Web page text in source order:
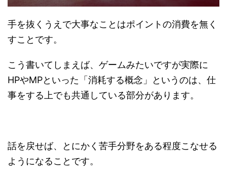
手を抜くうえで大事なことはポイントの消費を無く
すことです。
こう書いてしまえば、ゲームみたいですが実際に
HPやMPといった「消耗する概念」というのは、仕
事をする上でも共通している部分があります。
話を戻せば、とにかく苦手分野をある程度こなせる
ようになることです。